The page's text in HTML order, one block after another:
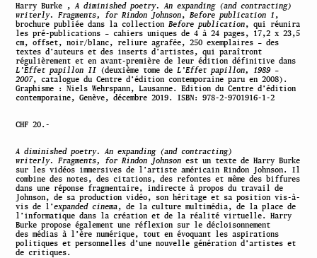
Harry Burke ,A diminished poetry. An expanding (and contracting)
writerly. Fragments, for Rindon Johnson,Before publication 1 ,
brochure publiée dans la collectionBefore publication, qui réunira
les pré-publications – cahiers uniques de 4 à 24 pages, 17,2 x 23,5
cm, offset, noir/blanc, reliure agrafée, 250 exemplaires – des
textes d’auteurs et des inserts d’artistes, qui paraîtront
régulièrement et en avant-première de leur édition définitive dans
L’Effet papillon II (deuxième tome de L’Effet papillon, 1989 –
2007, catalogue du Centre d’édition contemporaine paru en 2008).
Graphisme : Niels Wehrspann, Lausanne. Edition du Centre d’édition
contemporaine, Genève, décembre 2019. ISBN: 978-2-9701916-1-2
CHF 20.-
A diminished poetry. An expanding (and contracting)
writerly. Fragments, for Rindon Johnson est un texte de Harry Burke
sur les vidéos immersives de l’artiste américain Rindon Johnson. Il
combine des notes, des citations, des refontes et même des biffures
dans une réponse fragmentaire, indirecte à propos du travail de
Johnson, de sa production vidéo, son héritage et sa position vis-à-
vis de l’expanded cinema, de la culture multimédia, de la place de
l’informatique dans la création et de la réalité virtuelle. Harry
Burke propose également une réflexion sur le décloisonnement
des médias à l’ère numérique, tout en évoquant les aspirations
politiques et personnelles d’une nouvelle génération d’artistes et
de critiques.